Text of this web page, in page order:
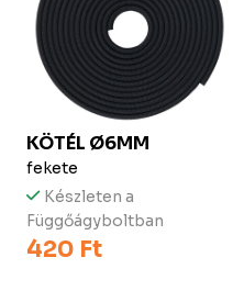
KÖTÉL Ø6MM
fekete
Készleten a
Függőágyboltban
420 Ft